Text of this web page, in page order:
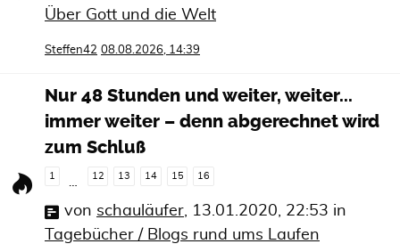
Über Gott und die Welt
Steffen42 08.08.2026, 14:39
Nur 48 Stunden und weiter, weiter...
immer weiter – denn abgerechnet wird
zum Schluß
1
…
12 13 14 15 16
von schauläufer, 13.01.2020, 22:53 in
Tagebücher / Blogs rund ums Laufen